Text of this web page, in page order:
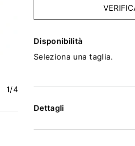
1/4
Disponibilità
Seleziona una taglia.
Dettagli